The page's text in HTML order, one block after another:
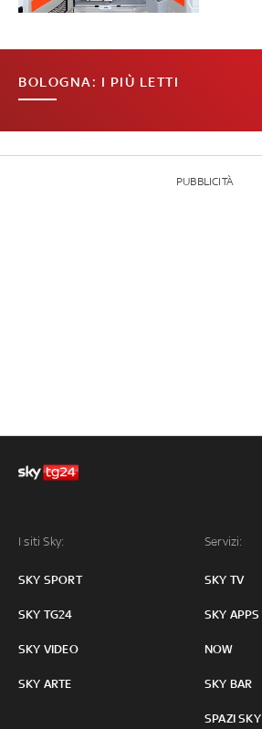
BOLOGNA: I PIÙ LETTI
PUBBLICITÀ
I siti Sky:
SKY SPORT
SKY TG24
SKY VIDEO
SKY ARTE
Servizi:
SKY TV
SKY APPS
NOW
SKY BAR
SPAZI SKY